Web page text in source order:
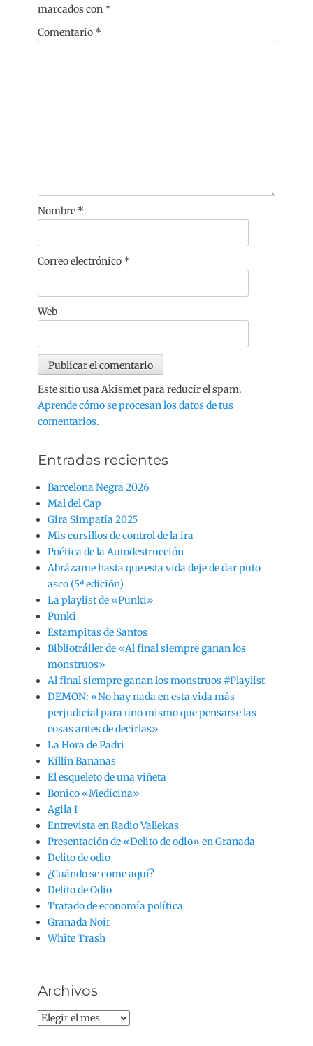
marcados con *
Comentario *
Nombre *
Correo electrónico *
Web
Este sitio usa Akismet para reducir el spam.
Aprende cómo se procesan los datos de tus
comentarios.
Entradas recientes
Barcelona Negra 2026
Mal del Cap
Gira Simpatía 2025
Mis cursillos de control de la ira
Poética de la Autodestrucción
Abrázame hasta que esta vida deje de dar puto
asco (5ª edición)
La playlist de «Punki»
Punki
Estampitas de Santos
Bibliotráiler de «Al final siempre ganan los
monstruos»
Al final siempre ganan los monstruos #Playlist
DEMON: «No hay nada en esta vida más
perjudicial para uno mismo que pensarse las
cosas antes de decirlas»
La Hora de Padri
Killin Bananas
El esqueleto de una viñeta
Bonico «Medicina»
Agila I
Entrevista en Radio Vallekas
Presentación de «Delito de odio» en Granada
Delito de odio
¿Cuándo se come aquí?
Delito de Odio
Tratado de economía política
Granada Noir
White Trash
Archivos
Archivos